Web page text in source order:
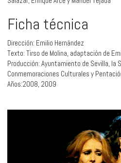
Ficha técnica
Dirección: Emilio Hernández
Texto: Tirso de Molina, adaptación de
Producción: Ayuntamiento de Sevilla, la
Conmemoraciones Culturales y
Años:2008, 2009